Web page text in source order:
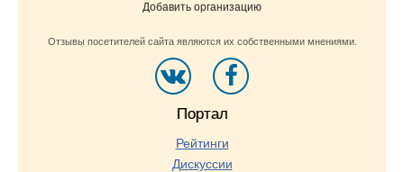
Добавить организацию
Отзывы посетителей сайта являются их собственными мнениями.
Портал
Рейтинги
Дискуссии